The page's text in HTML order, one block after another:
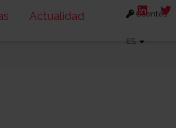
Actualidad Clientes
ES